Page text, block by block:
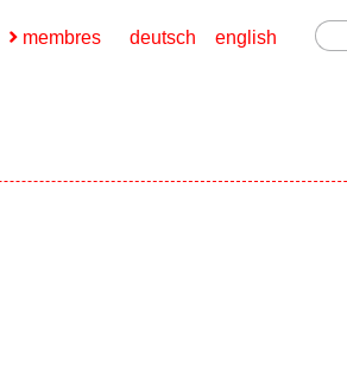
english
deutsch
membres